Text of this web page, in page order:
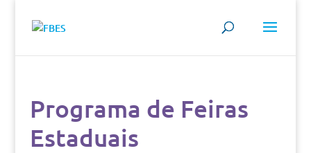
Programa de Feiras
Estaduais